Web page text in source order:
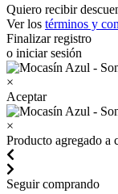
Quiero recibir
Ver los términos y
Finalizar registro
o iniciar sesión
×
Aceptar
×
Producto agregado a
Seguir comprando